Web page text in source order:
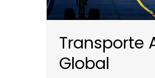
Transporte
Global